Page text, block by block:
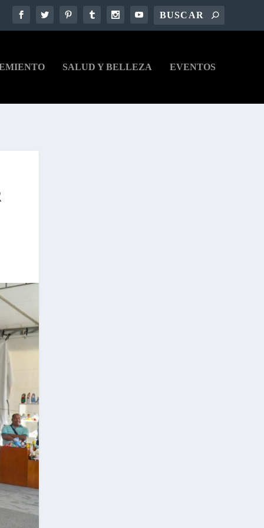
SALUD Y BELLEZA EVENTOS